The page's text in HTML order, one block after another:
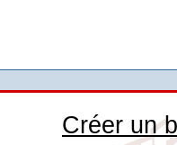
Créer un